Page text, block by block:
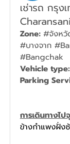
เช่ารถ กรุ
Zone: #จังหวั
#บางจาก
#Bangchak
Vehicle type:
Parking
การเดินทางไ
ข้างกำแพงฝั่ง